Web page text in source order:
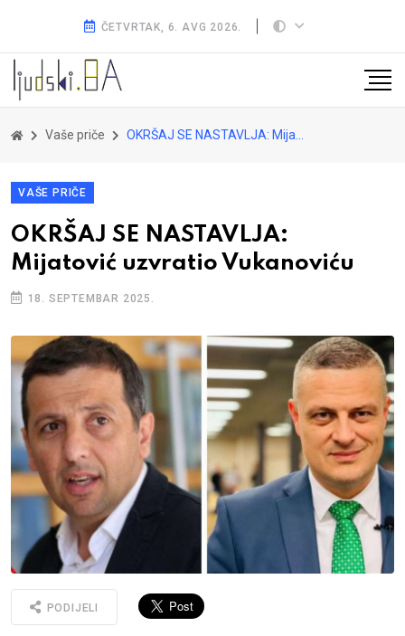
ČETVRTAK, 6. AVG 2026.
Vaše priče OKRŠAJ SE NASTAVLJA: Mijatović uzvratio Vukanoviću
VAŠE PRIČE
OKRŠAJ SE NASTAVLJA:
Mijatović uzvratio Vukanoviću
18. SEPTEMBAR 2025.
PODIJELI